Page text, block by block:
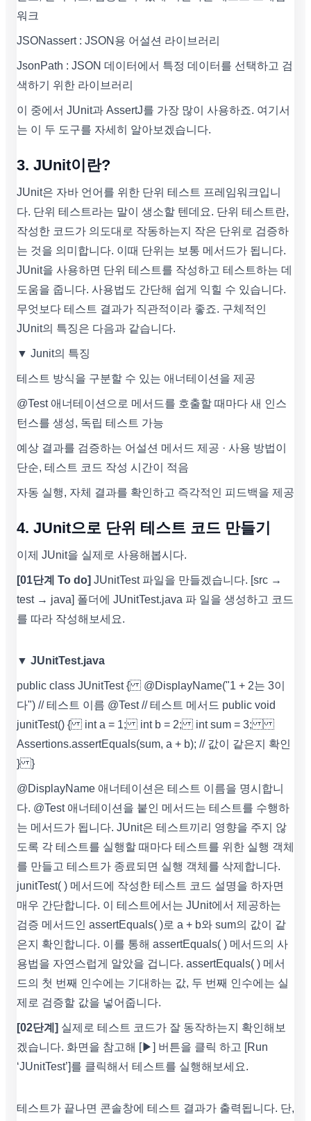
워크
JSONassert : JSON용 어설션 라이브러리
JsonPath : JSON 데이터에서 특정 데이터를 선택하고 검
색하기 위한 라이브러리
이 중에서 JUnit과 AssertJ를 가장 많이 사용하죠. 여기서
는 이 두 도구를 자세히 알아보겠습니다.
3. JUnit이란?
JUnit은 자바 언어를 위한 단위 테스트 프레임워크입니
다. 단위 테스트라는 말이 생소할 텐데요. 단위 테스트란,
작성한 코드가 의도대로 작동하는지 작은 단위로 검증하
는 것을 의미합니다. 이때 단위는 보통 메서드가 됩니다.
JUnit을 사용하면 단위 테스트를 작성하고 테스트하는 데
도움을 줍니다. 사용법도 간단해 쉽게 익힐 수 있습니다.
무엇보다 테스트 결과가 직관적이라 좋죠. 구체적인
JUnit의 특징은 다음과 같습니다.
▼ Junit의 특징
테스트 방식을 구분할 수 있는 애너테이션을 제공
@Test 애너테이션으로 메서드를 호출할 때마다 새 인스
턴스를 생성, 독립 테스트 가능
예상 결과를 검증하는 어설션 메서드 제공 · 사용 방법이
단순, 테스트 코드 작성 시간이 적음
자동 실행, 자체 결과를 확인하고 즉각적인 피드백을 제공
4. JUnit으로 단위 테스트 코드 만들기
이제 JUnit을 실제로 사용해봅시다.
[01단계 To do] JUnitTest 파일을 만들겠습니다. [src →
test → java] 폴더에 JUnitTest.java 파 일을 생성하고 코드
를 따라 작성해보세요.
▼ JUnitTest.java
public class JUnitTest { @DisplayName("1 + 2는 3이
다") // 테스트 이름 @Test // 테스트 메서드 public void
junitTest() { int a = 1; int b = 2; int sum = 3;
Assertions.assertEquals(sum, a + b); // 값이 같은지 확인
} }
@DisplayName 애너테이션은 테스트 이름을 명시합니
다. @Test 애너테이션을 붙인 메서드는 테스트를 수행하
는 메서드가 됩니다. JUnit은 테스트끼리 영향을 주지 않
도록 각 테스트를 실행할 때마다 테스트를 위한 실행 객체
를 만들고 테스트가 종료되면 실행 객체를 삭제합니다.
junitTest( ) 메서드에 작성한 테스트 코드 설명을 하자면
매우 간단합니다. 이 테스트에서는 JUnit에서 제공하는
검증 메서드인 assertEquals( )로 a + b와 sum의 값이 같
은지 확인합니다. 이를 통해 assertEquals( ) 메서드의 사
용법을 자연스럽게 알았을 겁니다. assertEquals( ) 메서
드의 첫 번째 인수에는 기대하는 값, 두 번째 인수에는 실
제로 검증할 값을 넣어줍니다.
[02단계] 실제로 테스트 코드가 잘 동작하는지 확인해보
겠습니다. 화면을 참고해 [▶] 버튼을 클릭 하고 [Run
‘JUnitTest’]를 클릭해서 테스트를 실행해보세요.
테스트가 끝나면 콘솔창에 테스트 결과가 출력됩니다. 단,